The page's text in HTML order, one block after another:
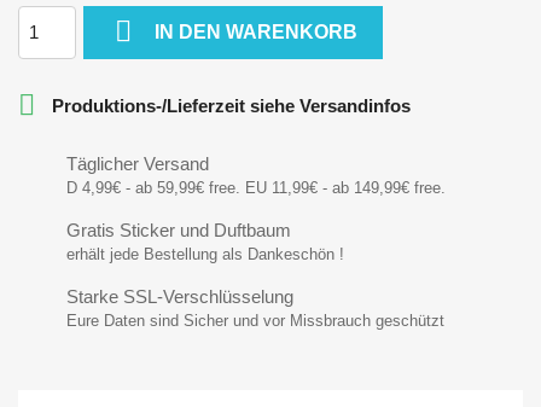
 IN DEN WARENKORB
 Produktions-/Lieferzeit siehe Versandinfos
Täglicher Versand
D 4,99€ - ab 59,99€ free. EU 11,99€ - ab 149,99€ free.
Gratis Sticker und Duftbaum
erhält jede Bestellung als Dankeschön !
Starke SSL-Verschlüsselung
Eure Daten sind Sicher und vor Missbrauch geschützt